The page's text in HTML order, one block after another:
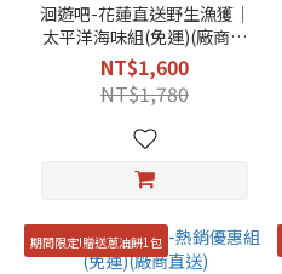
洄遊吧-花蓮直送野生漁獲│
太平洋海味組(免運)(廠商直
送)
NT$1,600
NT$1,780
期間限定!贈送蔥油餅1包